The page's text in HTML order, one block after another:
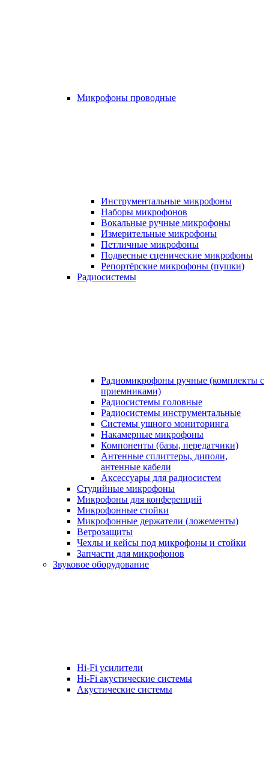
Микрофоны проводные
Инструментальные микрофоны
Наборы микрофонов
Вокальные ручные микрофоны
Измерительные микрофоны
Петличные микрофоны
Подвесные сценические микрофоны
Репортёрские микрофоны (пушки)
Радиосистемы
Радиомикрофоны ручные (комплекты с
приемниками)
Радиосистемы головные
Радиосистемы инструментальные
Системы ушного мониторинга
Накамерные микрофоны
Компоненты (базы, передатчики)
Антенные сплиттеры, диполи,
антенные кабели
Аксесcуары для радиосистем
Студийные микрофоны
Микрофоны для конференций
Микрофонные стойки
Микрофонные держатели (ложементы)
Ветрозащиты
Чехлы и кейсы под микрофоны и стойки
Запчасти для микрофонов
Звуковое оборудование
Hi-Fi усилители
Hi-Fi акустические системы
Акустические системы